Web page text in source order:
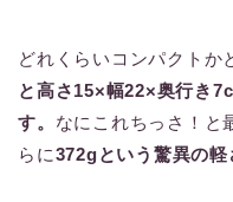
どれくらいコンパクトか
と高さ15×幅22×奥行き
す。 なにこれちっさ！と
らに372gという驚異の軽